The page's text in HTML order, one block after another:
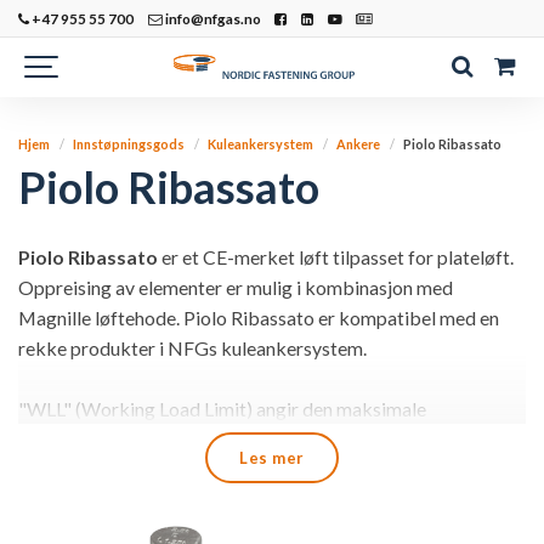
+47 955 55 700 info@nfgas.no
Hjem Innstøpningsgods Kuleankersystem Ankere Piolo Ribassato
Piolo Ribassato
Piolo Ribassato er et CE-merket løft tilpasset for plateløft.
Oppreising av elementer er mulig i kombinasjon med
Magnille løftehode. Piolo Ribassato er kompatibel med en
rekke produkter i NFGs kuleankersystem.
"WLL" (Working Load Limit) angir den maksimale
belastningen som et løfteanker eller løftehode kan utsettes
for. For løftkapasitet når ankeret er innstøpt i betong, se
Les mer